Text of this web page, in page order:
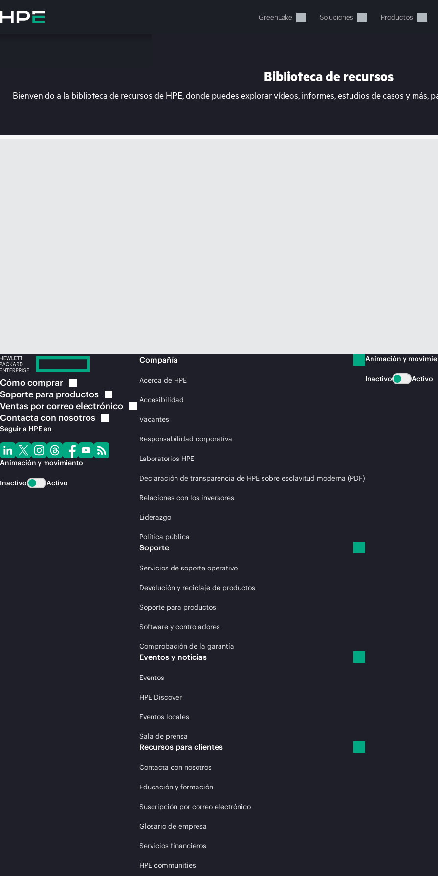
al
contenido
GreenLake Soluciones Productos
En estos momentos, tu cesta está
Biblioteca de recursos
Bienvenido a la biblioteca de recursos de HPE, donde puedes explorar vídeos, informes, estudios de casos y más,
Cómocomprar
Soporte para productos
Ventas por correoelectrónico
Contacta con nosotros
Seguir a HPE en
Animación y movimiento
Inactivo Activo
Compañía
Acerca de HPE
Accesibilidad
Vacantes
Responsabilidad corporativa
Laboratorios HPE
Declaración de transparencia de HPE sobre esclavitud moderna (PDF)
Relaciones con los inversores
Liderazgo
Política pública
Soporte
Servicios de soporte operativo
Devolución y reciclaje de productos
Soporte para productos
Software y controladores
Comprobación de la garantía
Eventos y noticias
Eventos
HPE Discover
Eventos locales
Sala de prensa
Recursos para clientes
Contacta con nosotros
Educación y formación
Suscripción por correo electrónico
Glosario de empresa
Servicios financieros
HPE communities
Animación y
Inactivo Activo